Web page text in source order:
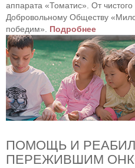
аппарата «Томатис». От
Добровольному Обществу
победим». Подробнее
ПОМОЩЬ И
ПЕРЕЖИВШИМ